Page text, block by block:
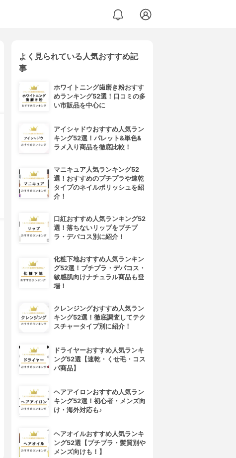
よく見られている人気おすすめ記
事
ホワイトニング歯磨き粉おすす
めランキング52選！口コミの多
い市販品を中心に
アイシャドウおすすめ人気ラン
キング52選！パレット&単色&
ラメ入り商品を徹底比較！
マニキュア人気ランキング52
選！おすすめのプチプラや速乾
タイプのネイルポリッシュを紹
介！
口紅おすすめ人気ランキング52
選！落ちないリップをプチプ
ラ・デパコス別に紹介！
化粧下地おすすめ人気ランキン
グ52選！プチプラ・デパコス・
敏感肌向けナチュラル商品も登
場！
クレンジングおすすめ人気ラン
キング52選！徹底調査してテク
スチャータイプ別に紹介！
ドライヤーおすすめ人気ランキ
ング52選【速乾・くせ毛・コス
パ商品】
ヘアアイロンおすすめ人気ラン
キング52選！初心者・メンズ向
け・海外対応も♪
ヘアオイルおすすめ人気ランキ
ング52選【プチプラ・髪質別や
メンズ向けも！】